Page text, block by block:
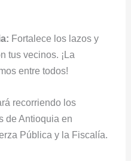
Fortalece los lazos y
tus vecinos. ¡La
entre todos!
recorriendo los
de Antioquia en
Pública y la Fiscalía.